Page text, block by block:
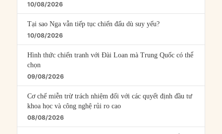
10/08/2026
Tại sao Nga vẫn tiếp tục chiến đấu dù suy yếu?
10/08/2026
Hình thức chiến tranh với Đài Loan mà Trung Quốc có thể
chọn
09/08/2026
Cơ chế miễn trừ trách nhiệm đối với các quyết định đầu tư
khoa học và công nghệ rủi ro cao
08/08/2026